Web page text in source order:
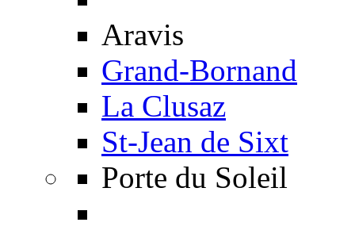
Aravis
Grand-Bornand
La Clusaz
St-Jean de Sixt
Porte du Soleil